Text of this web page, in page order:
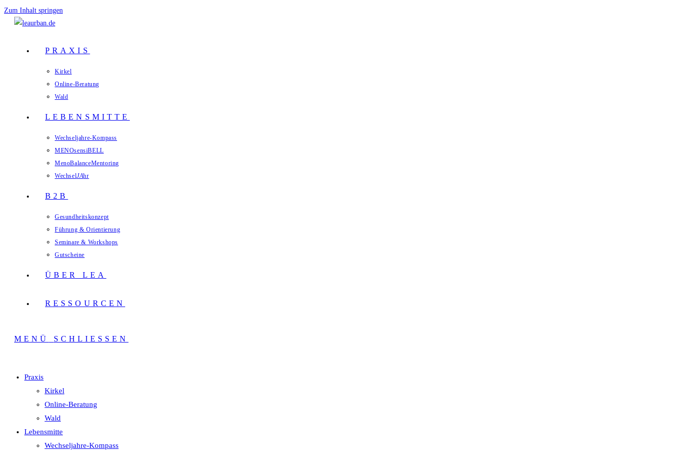
Zum Inhalt springen
PRAXIS
Kirkel
Online-Beratung
Wald
LEBENSMITTE
Wechseljahre-Kompass
MENOsensiBELL
MenoBalanceMentoring
WechselJAhr
B2B
Gesundheitskonzept
Führung & Orientierung
Seminare & Workshops
Gutscheine
ÜBER LEA
RESSOURCEN
MENÜ SCHLIESSEN
Praxis
Kirkel
Online-Beratung
Wald
Lebensmitte
Wechseljahre-Kompass